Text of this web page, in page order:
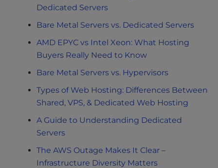
Dedicated Servers
Bare Metal Servers vs. Dedicated Servers
AMD EPYC vs Intel Xeon: What Hosting
Buyers Really Need to Know
Bare Metal Servers vs. Hypervisors
Types of Web Hosting: Differences Between
Shared, VPS, & Dedicated Web Hosting
A Guide to Understanding Dedicated
Servers
The AWS Outage Makes It Clear –
Infrastructure Diversity Matters